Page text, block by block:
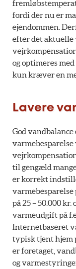
fordi der nu er
ejendommen.
efter det aktuelle
og optimeres
kun kræver en
Lavere
God
til gengæld
er korrekt
varmebesparelse
på 25 – 50.000
varmeudgift på
Internetbaseret
typisk tjent hjem
er foretaget,
og